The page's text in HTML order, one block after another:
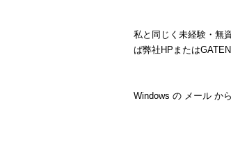
私と同じく未経験・無
ば弊社HPまたは
Windows の メール か